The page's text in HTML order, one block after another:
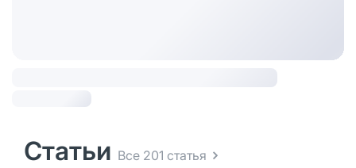
Статьи Все 201 статья